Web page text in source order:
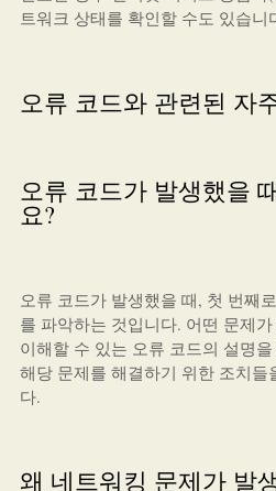
트워크 상태를 확인할 수도 있습니
오류 코드와 관련된 자
오류 코드가 발생했을
요?
오류 코드가 발생했을 때, 첫 번째
를 파악하는 것입니다. 어떤 문제
이해할 수 있는 오류 코드의 설명
해당 문제를 해결하기 위한 조치들
다.
왜 네트워킹 문제가 발